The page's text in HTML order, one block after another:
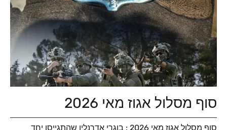
סוף מסלול אגוז מאי 2026
סוף מסלול אגוז מאי 2026 : בוגרי אדרנלין שהתגייסו יחד